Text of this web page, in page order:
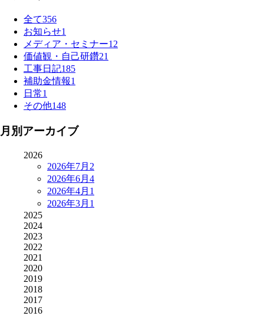
全て356
お知らせ1
メディア・セミナー12
価値観・自己研鑽21
工事日記185
補助金情報1
日常1
その他148
月別アーカイブ
2026
2026年7月 2
2026年6月 4
2026年4月 1
2026年3月 1
2025
2024
2023
2022
2021
2020
2019
2018
2017
2016